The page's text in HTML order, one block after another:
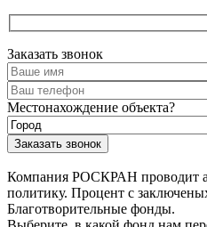
Заказать звонок
Местонахождение объекта?
Компания РОСКРАН проводит
политику. Процент с
Благотворительные фонды.